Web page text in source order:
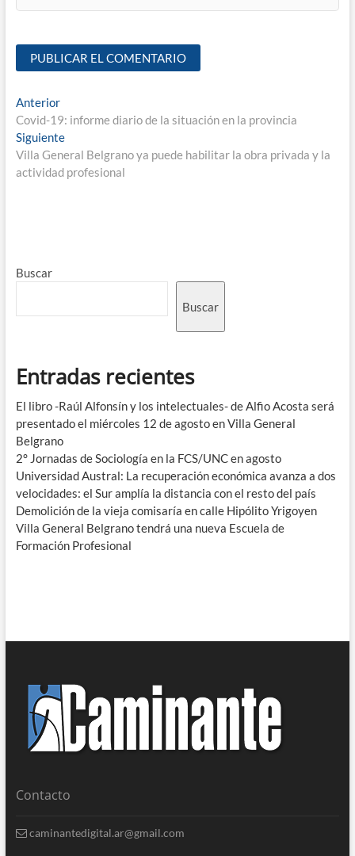
Anterior
Covid-19: informe diario de la situación en la provincia
Siguiente
Villa General Belgrano ya puede habilitar la obra privada y la
actividad profesional
Buscar
Buscar
Entradas recientes
El libro -Raúl Alfonsín y los intelectuales- de Alfio Acosta será
presentado el miércoles 12 de agosto en Villa General
Belgrano
2° Jornadas de Sociología en la FCS/UNC en agosto
Universidad Austral: La recuperación económica avanza a dos
velocidades: el Sur amplía la distancia con el resto del país
Demolición de la vieja comisaría en calle Hipólito Yrigoyen
Villa General Belgrano tendrá una nueva Escuela de
Formación Profesional
Contacto
caminantedigital.ar@gmail.com